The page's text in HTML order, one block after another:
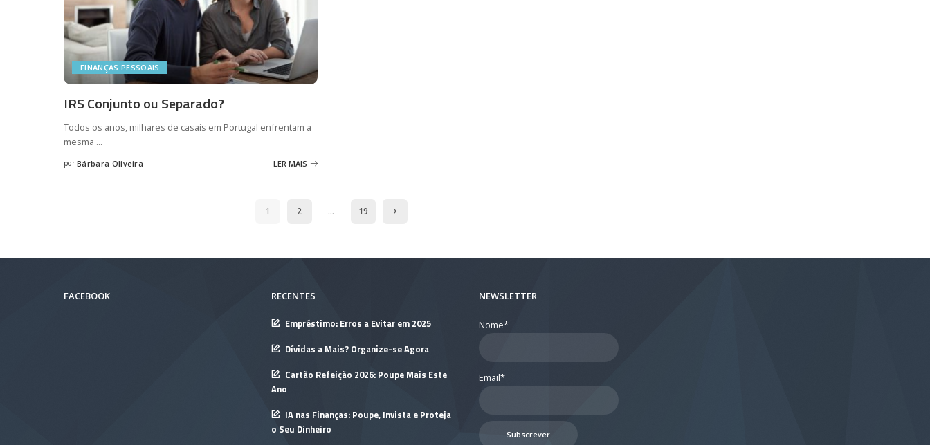
FINANÇAS PESSOAIS
IRS Conjunto ou Separado?
Todos os anos, milhares de casais em Portugal enfrentam a
mesma ...
Posted
por Bárbara Oliveira LER MAIS
1 2 … 19
FACEBOOK RECENTES
Empréstimo: Erros a Evitar em 2025
Dívidas a Mais? Organize-se Agora
Cartão Refeição 2026: Poupe Mais Este
Ano
IA nas Finanças: Poupe, Invista e Proteja
o Seu Dinheiro
NEWSLETTER
Nome*
Email*